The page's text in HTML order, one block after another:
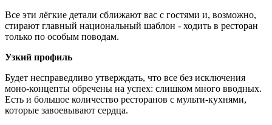
Все эти лёгкие детали сближают вас с гостями и, возможно,
стирают главный национальный шаблон - ходить в ресторан
только по особым поводам.
Узкий профиль
Будет несправедливо утверждать, что все без исключения
моно-концепты обречены на успех: слишком много вводных.
Есть и большое количество ресторанов с мульти-кухнями,
которые завоевывают сердца.